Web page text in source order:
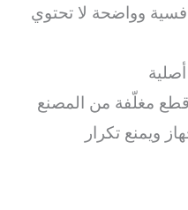
وواضحة لا تحتوي
مغلّفة من المصنع
ويمنع تكرار